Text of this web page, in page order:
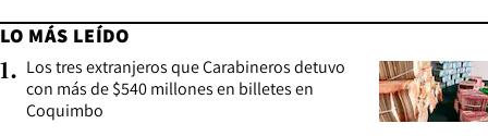
LO MÁS LEÍDO
1. Los tres extranjeros que Carabineros detuvo
con más de $540 millones en billetes en
Coquimbo